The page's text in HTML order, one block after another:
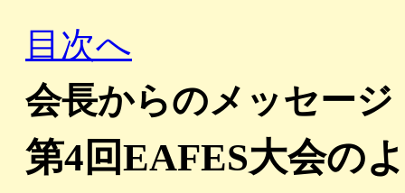
目次へ
会長からのメッセー
第4回EAFES大会の